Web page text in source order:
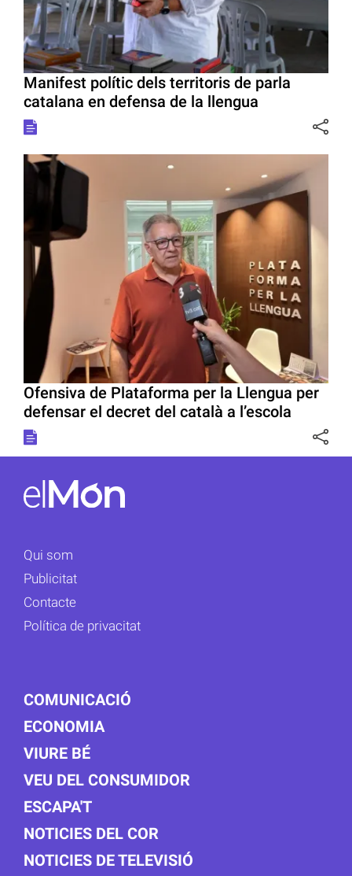
Manifest polític dels territoris de parla
catalana en defensa de la llengua
Ofensiva de Plataforma per la Llengua per
defensar el decret del català a l’escola
Qui som
Publicitat
Contacte
Política de privacitat
COMUNICACIÓ
ECONOMIA
VIURE BÉ
VEU DEL CONSUMIDOR
ESCAPA'T
NOTICIES DEL COR
NOTICIES DE TELEVISIÓ